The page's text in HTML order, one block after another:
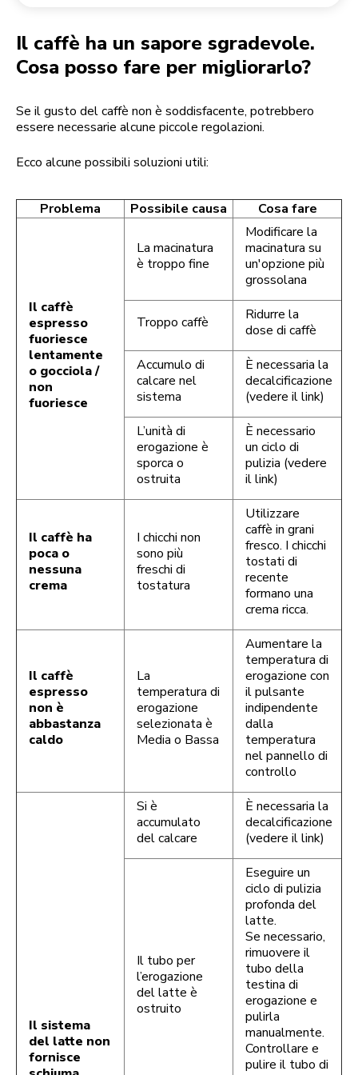
Il caffè ha un sapore sgradevole.
Cosa posso fare per migliorarlo?
Se il gusto del caffè non è soddisfacente, potrebbero
essere necessarie alcune piccole regolazioni.
Ecco alcune possibili soluzioni utili:
Problema Possibile causa Cosa fare
Il caffè
espresso
fuoriesce
lentamente
o gocciola /
non
fuoriesce
La macinatura
è troppo fine
Modificare la
macinatura su
un'opzione più
grossolana
Troppo caffè
Ridurre la
dose di caffè
Accumulo di
calcare nel
sistema
È necessaria la
decalcificazione
(vedere il link)
L’unità di
erogazione è
sporca o
ostruita
È necessario
un ciclo di
pulizia (vedere
il link)
Il caffè ha
poca o
nessuna
crema
I chicchi non
sono più
freschi di
tostatura
Utilizzare
caffè in grani
fresco. I chicchi
tostati di
recente
formano una
crema ricca.
Il caffè
espresso
non è
abbastanza
caldo
La
temperatura di
erogazione
selezionata è
Media o Bassa
Aumentare la
temperatura di
erogazione con
il pulsante
indipendente
dalla
temperatura
nel pannello di
controllo
Il sistema
del latte non
fornisce
Si è
accumulato
del calcare
È necessaria la
decalcificazione
(vedere il link)
Il tubo per
l’erogazione
del latte è
ostruito
Eseguire un
ciclo di pulizia
profonda del
latte.
Se necessario,
rimuovere il
tubo della
testina di
erogazione e
pulirla
manualmente.
Controllare e
pulire il tubo di